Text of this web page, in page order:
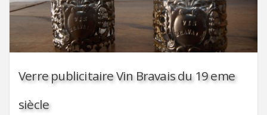
Verre publicitaire Vin Bravais du 19 eme
siècle